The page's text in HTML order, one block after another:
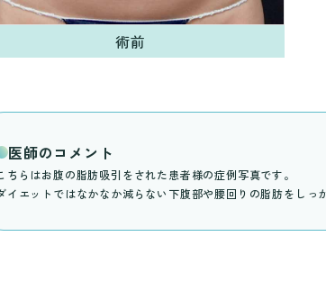
術前
医師のコメント
ちらはお腹の脂肪吸引をされた患者様の症例写真です。
イエットではなかなか減らない下腹部や腰回りの脂肪をしっ